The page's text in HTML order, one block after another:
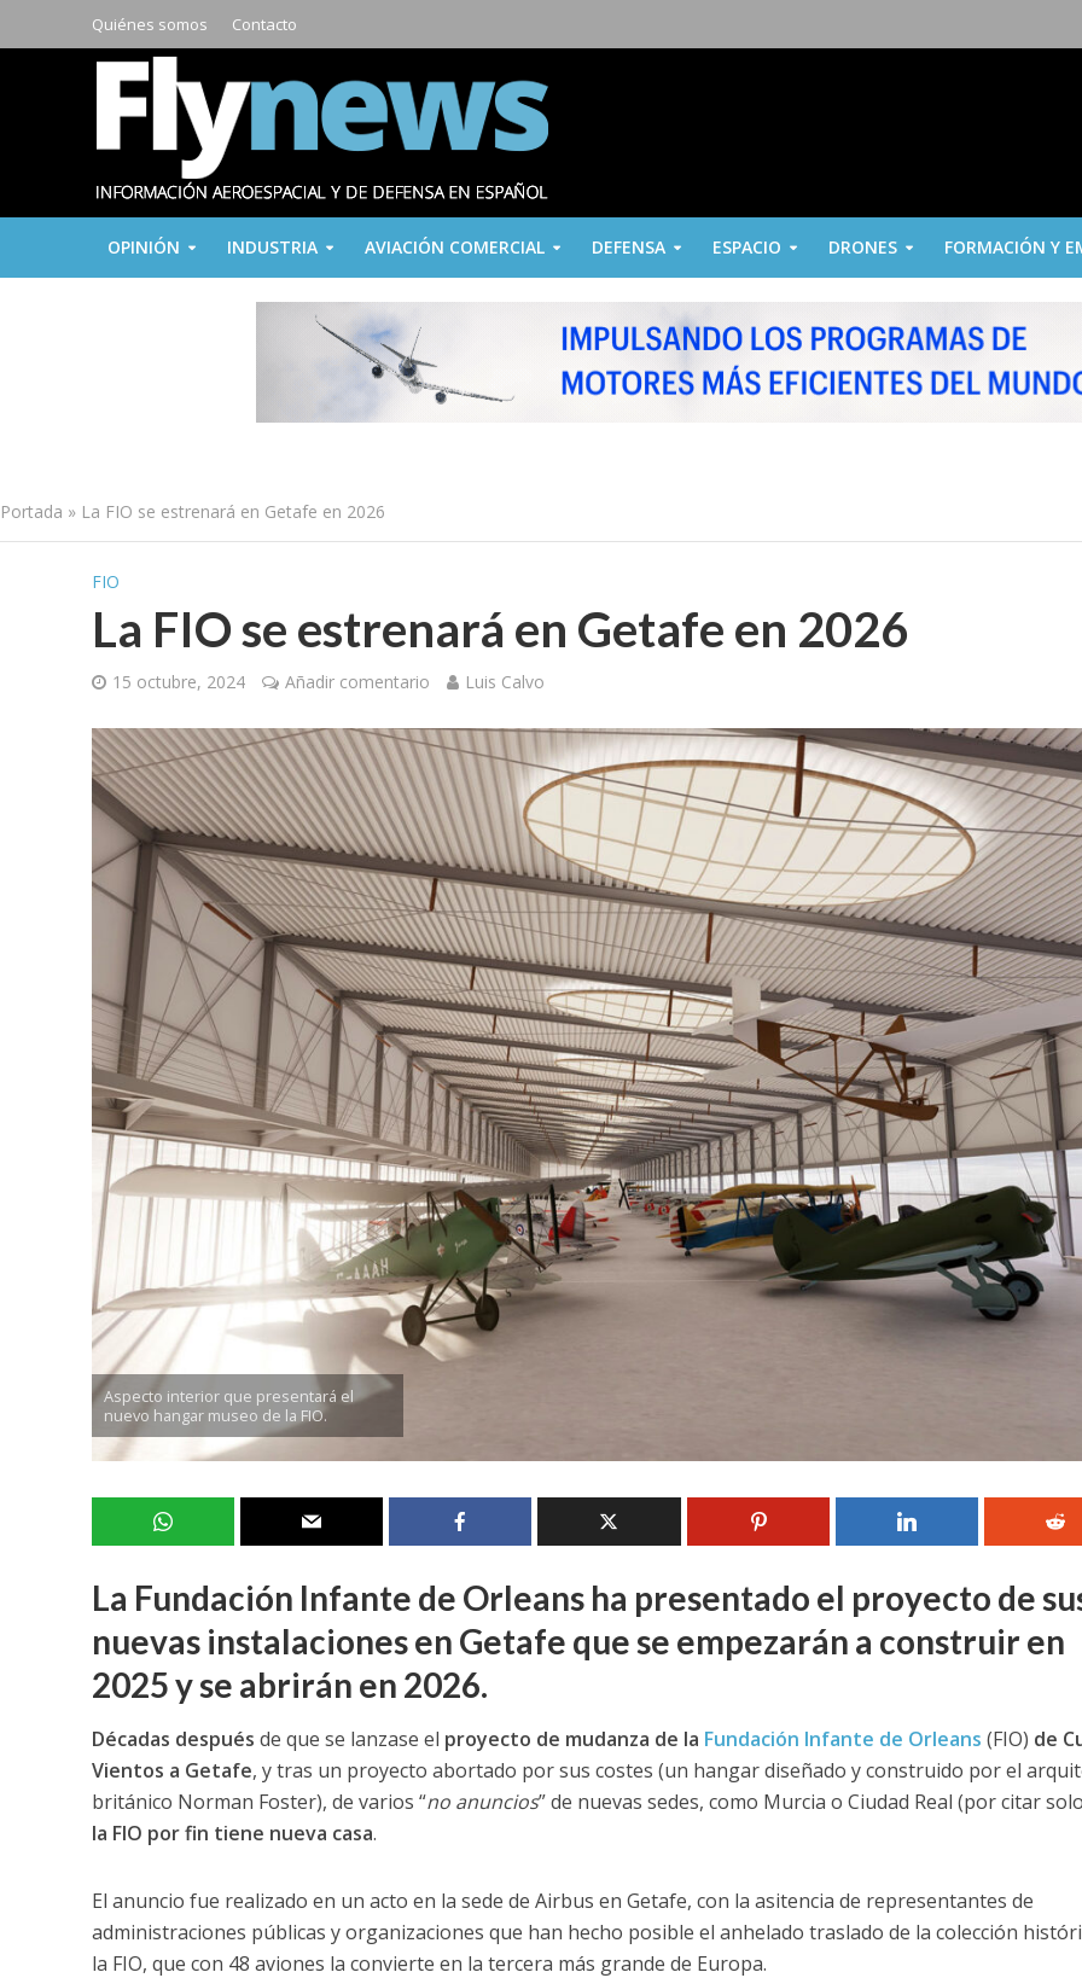
Quiénes somos Contacto
OPINIÓN INDUSTRIA AVIACIÓN COMERCIAL DEFENSA ESPACIO DRONES FORMACIÓN Y
Portada » La FIO se estrenará en Getafe en 2026
FIO
La FIO se estrenará en Getafe en 2026
15 octubre, 2024 Añadir comentario Luis Calvo
Aspecto interior que presentará el
nuevo hangar museo de la FIO.
La Fundación Infante de Orleans ha presentado el proyecto de
nuevas instalaciones en Getafe que se empezarán a construir en
2025 y se abrirán en 2026.
Décadas después de que se lanzase el proyecto de mudanza de la Fundación Infante de Orleans (FIO) de
Vientos a Getafe, y tras un proyecto abortado por sus costes (un hangar diseñado y construido por el
británico Norman Foster), de varios “no anuncios” de nuevas sedes, como Murcia o Ciudad Real (por citar
la FIO por fin tiene nueva casa.
El anuncio fue realizado en un acto en la sede de Airbus en Getafe, con la asitencia de representantes de
administraciones públicas y organizaciones que han hecho posible el anhelado traslado de la colección
la FIO, que con 48 aviones la convierte en la tercera más grande de Europa.